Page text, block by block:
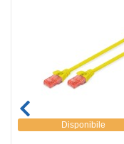
Disponibile